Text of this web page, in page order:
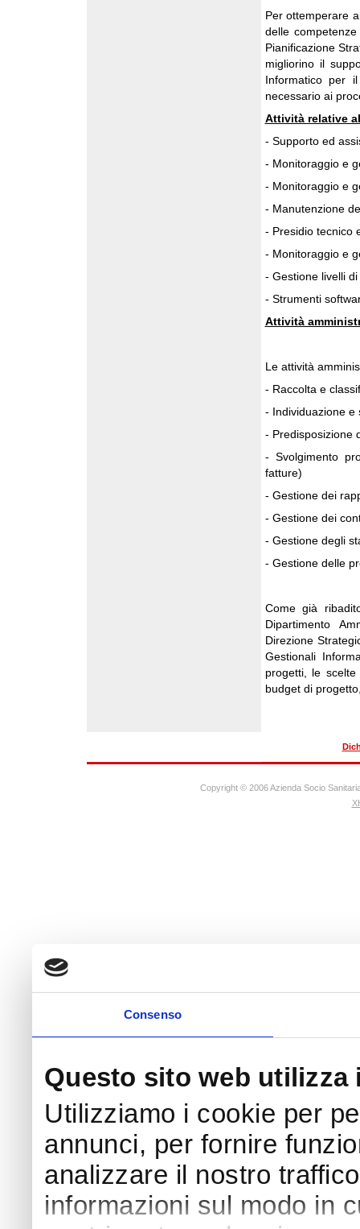
Consenso
Questo sito web utilizza
Utilizziamo i cookie per
annunci, per fornire
analizzare il nostro
informazioni sul modo in
Per ottemperare
delle
Pianificazione
migliorino il
Informatico per
necessario ai
Attività relative
- Supporto ed
- Monitoraggio e
- Monitoraggio e
- Manutenzione
- Presidio tecnico
- Monitoraggio e
- Gestione livelli
- Strumenti
Attività
Le attività
- Raccolta e
- Individuazione e
- Predisposizione
- Svolgimento
fatture)
- Gestione dei
- Gestione dei
- Gestione degli
- Gestione delle
Come già
Dipartimento
Direzione
Gestionali
progetti, le
budget di
Copyright © 2006 Azienda Socio